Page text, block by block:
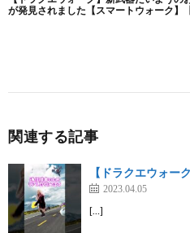
関連する記事
【ドラクエウォー
2023.04.05
[…]